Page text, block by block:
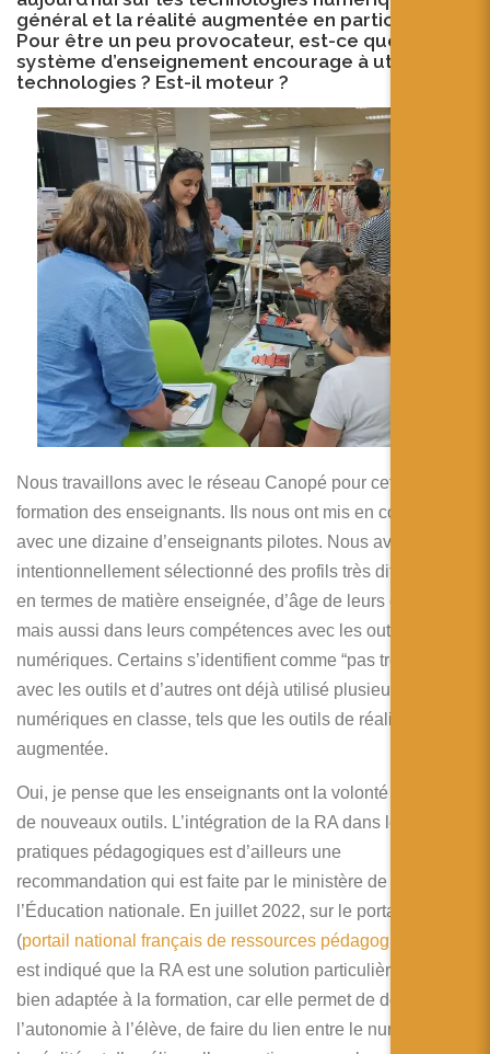
général et la réalité augmentée en particulier ?
Pour être un peu provocateur, est-ce que le
système d’enseignement encourage à utiliser ces
technologies ? Est-il moteur ?
Nous travaillons avec le réseau Canopé pour cette partie
formation des enseignants. Ils nous ont mis en contact
avec une dizaine d’enseignants pilotes. Nous avons
intentionnellement sélectionné des profils très différents,
en termes de matière enseignée, d’âge de leurs élèves,
mais aussi dans leurs compétences avec les outils
numériques. Certains s’identifient comme “pas très à l’aise”
avec les outils et d’autres ont déjà utilisé plusieurs outils
numériques en classe, tels que les outils de réalité
augmentée.
Oui, je pense que les enseignants ont la volonté de tester
de nouveaux outils. L’intégration de la RA dans les
pratiques pédagogiques est d’ailleurs une
recommandation qui est faite par le ministère de
l’Éducation nationale. En juillet 2022, sur le portail
(portail national français de ressources pédagogiques
est indiqué que la RA est une solution particulièrement
bien adaptée à la formation, car elle permet de donner de
l’autonomie à l’élève, de faire du lien entre le numérique et